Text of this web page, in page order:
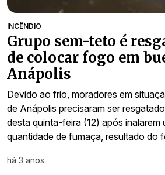
INCÊNDIO
Grupo sem-teto é
de colocar fogo em
Anápolis
Devido ao frio, moradores em
de Anápolis precisaram ser
desta quinta-feira (12) após inalarem
quantidade de fumaça, resultado do
há 3 anos